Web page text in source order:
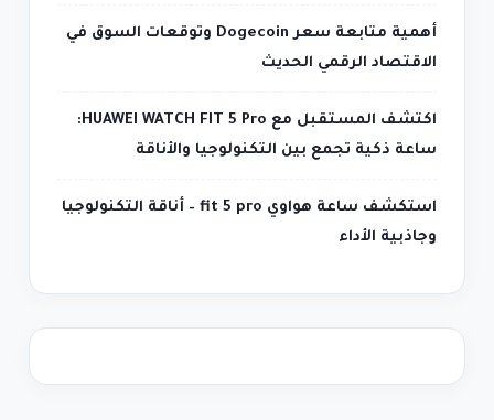
أهمية متابعة سعر Dogecoin وتوقعات السوق في
الاقتصاد الرقمي الحديث
اكتشف المستقبل مع HUAWEI WATCH FIT 5 Pro:
ساعة ذكية تجمع بين التكنولوجيا والأناقة
استكشف ساعة هواوي fit 5 pro – أناقة التكنولوجيا
وجاذبية الأداء